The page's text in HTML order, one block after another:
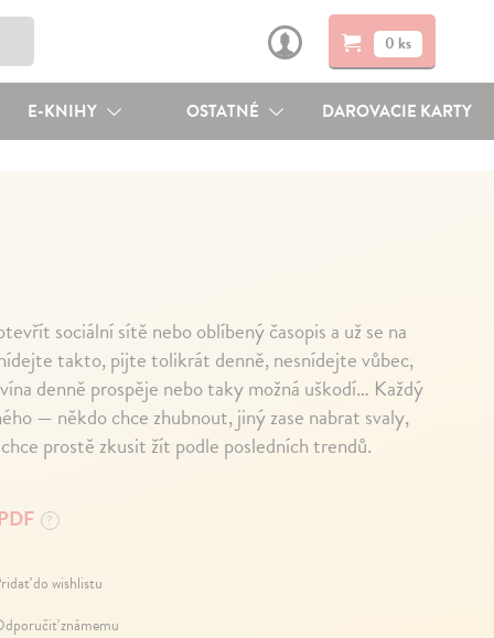
0 ks
E-KNIHY OSTATNÉ DAROVACIE KARTY
sociální sítě nebo oblíbený časopis a už se na
takto, pijte tolikrát denně, nesnídejte vůbec,
denně prospěje nebo taky možná uškodí… Každý
— někdo chce zhubnout, jiný zase nabrat svaly,
prostě zkusit žít podle posledních trendů.
?
do wishlistu
známemu